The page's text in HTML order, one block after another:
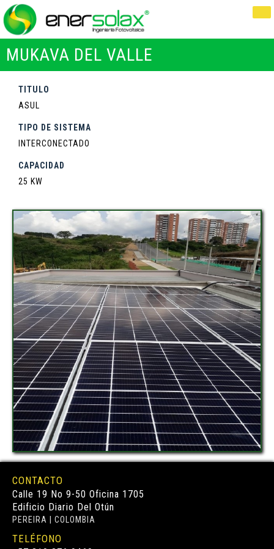
MUKAVA DEL VALLE
TITULO
ASUL
TIPO DE SISTEMA
INTERCONECTADO
CAPACIDAD
25 KW
CONTACTO
Calle 19 No 9-50 Oficina 1705
Edificio Diario Del Otún
PEREIRA | COLOMBIA
TELÉFONO